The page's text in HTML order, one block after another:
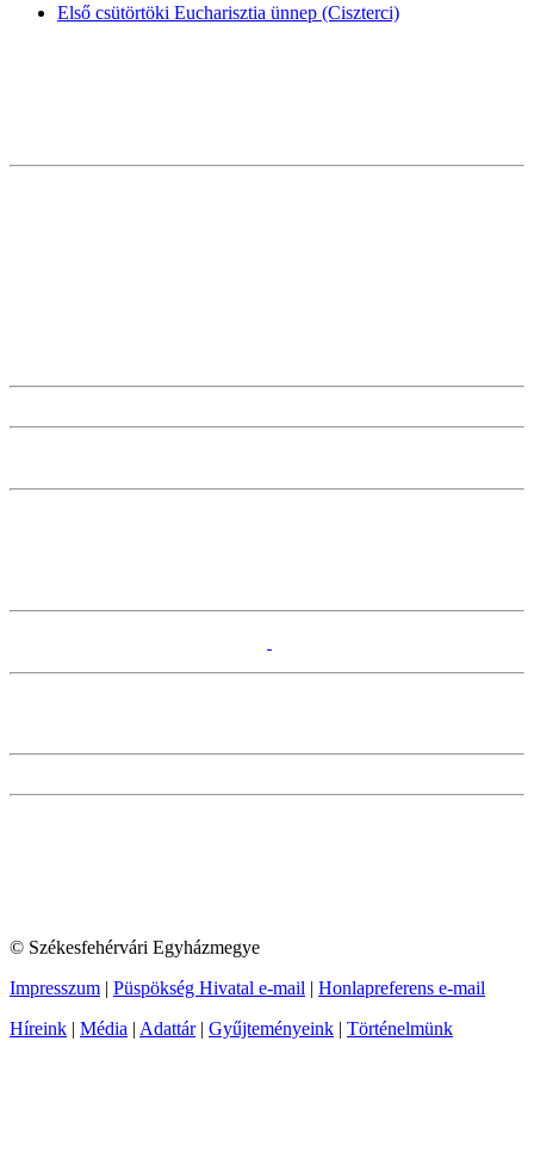
Első csütörtöki Eucharisztia ünnep (Ciszterci)
© Székesfehérvári Egyházmegye
Impresszum | Püspökség Hivatal e-mail | Honlapreferens e-mail
Híreink | Média | Adattár| Gyűjteményeink | Történelmünk